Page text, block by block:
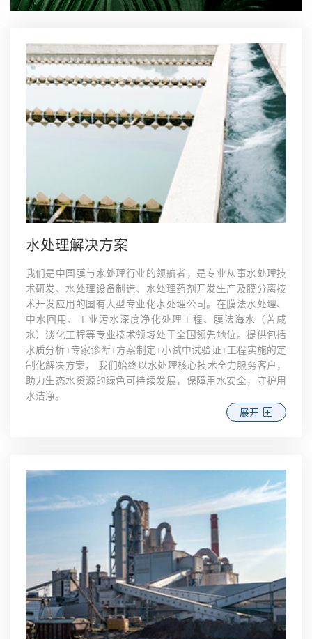
水处理解决方案
我们是中国膜与水处理行业的领航者，是专业从事水处理技
术研发、水处理设备制造、水处理药剂开发生产及膜分离技
术开发应用的国有大型专业化水处理公司。在膜法水处理、
中水回用、工业污水深度净化处理工程、膜法海水（苦咸
水）淡化工程等专业技术领域处于全国领先地位。提供包括
水质分析+专家诊断+方案制定+小试中试验证+工程实施的定
制化解决方案， 我们始终以水处理核心技术全力服务客户，
助力生态水资源的绿色可持续发展，保障用水安全，守护用
水洁净。
展开